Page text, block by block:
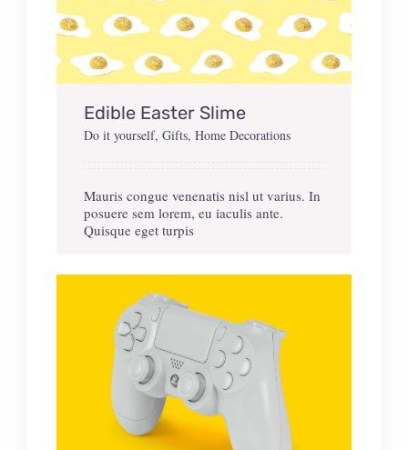
Edible Easter Slime
Do it yourself,Gifts,Home Decorations
Mauris congue venenatis nisl ut varius. In
posuere sem lorem, eu iaculis ante.
Quisque eget turpis